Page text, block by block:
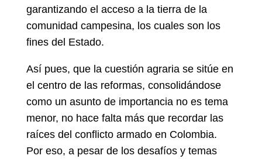
garantizando el acceso a la tierra de la
comunidad campesina, los cuales son los
fines del Estado.
Así pues, que la cuestión agraria se sitúe en
el centro de las reformas, consolidándose
como un asunto de importancia no es tema
menor, no hace falta más que recordar las
raíces del conflicto armado en Colombia.
Por eso, a pesar de los desafíos y temas